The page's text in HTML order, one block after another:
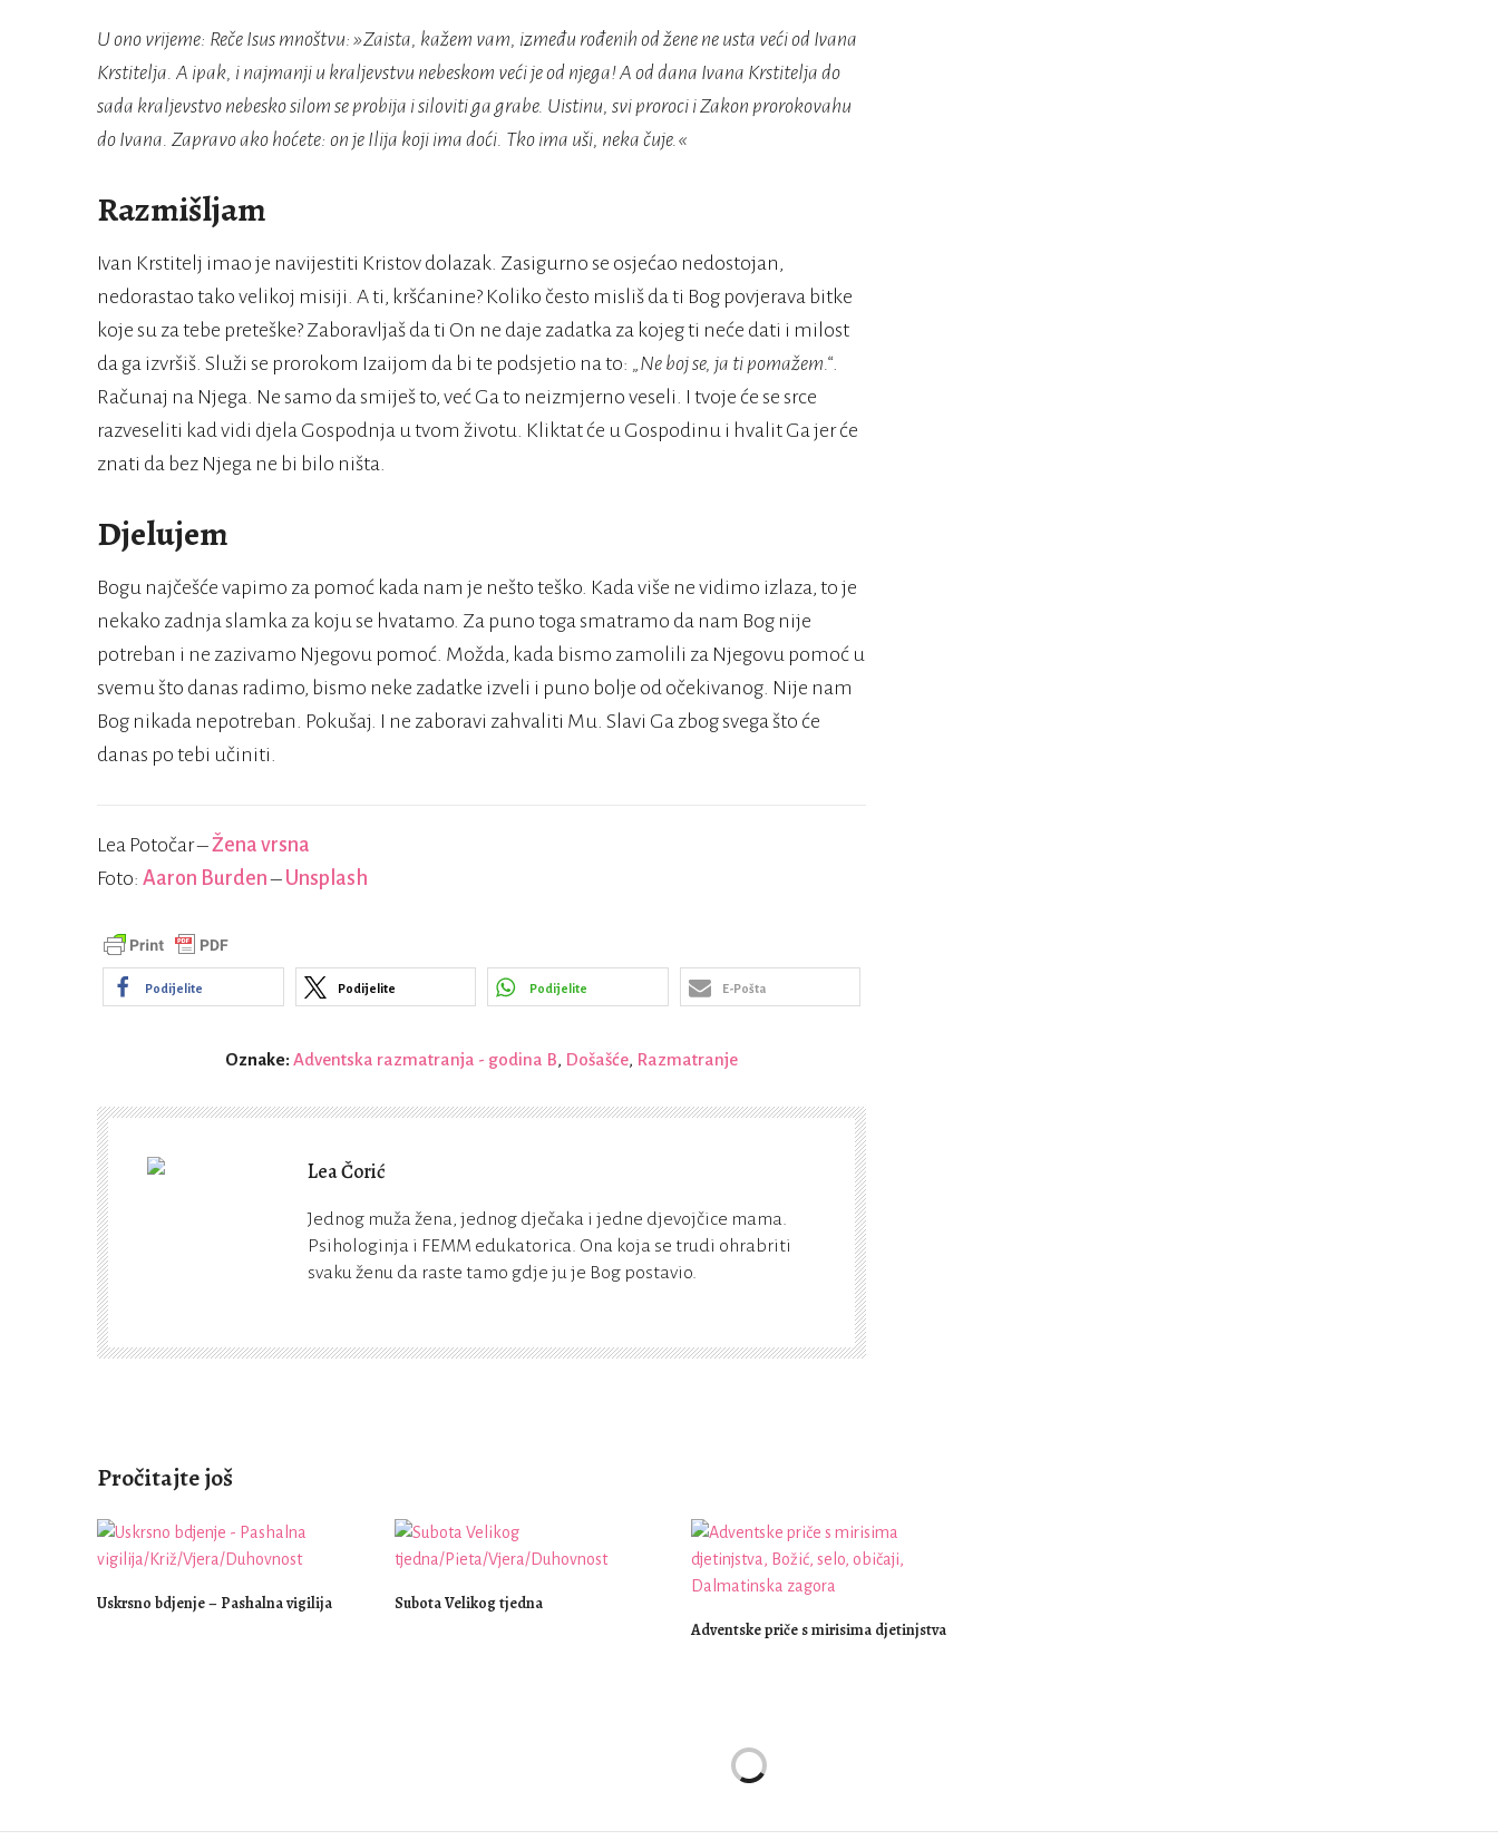
U ono vrijeme: Reče Isus mnoštvu: »Zaista, kažem vam, između rođenih od žene ne usta veći od Ivana
Krstitelja. A ipak, i najmanji u kraljevstvu nebeskom veći je od njega! A od dana Ivana Krstitelja do
sada kraljevstvo nebesko silom se probija i siloviti ga grabe. Uistinu, svi proroci i Zakon prorokovahu
do Ivana. Zapravo ako hoćete: on je Ilija koji ima doći. Tko ima uši, neka čuje.«
Razmišljam
Ivan Krstitelj imao je navijestiti Kristov dolazak. Zasigurno se osjećao nedostojan,
nedorastao tako velikoj misiji. A ti, kršćanine? Koliko često misliš da ti Bog povjerava bitke
koje su za tebe preteške? Zaboravljaš da ti On ne daje zadatka za kojeg ti neće dati i milost
da ga izvršiš. Služi se prorokom Izaijom da bi te podsjetio na to: „Ne boj se, ja ti pomažem.“.
Računaj na Njega. Ne samo da smiješ to, već Ga to neizmjerno veseli. I tvoje će se srce
razveseliti kad vidi djela Gospodnja u tvom životu. Kliktat će u Gospodinu i hvalit Ga jer će
znati da bez Njega ne bi bilo ništa.
Djelujem
Bogu najčešće vapimo za pomoć kada nam je nešto teško. Kada više ne vidimo izlaza, to je
nekako zadnja slamka za koju se hvatamo. Za puno toga smatramo da nam Bog nije
potreban i ne zazivamo Njegovu pomoć. Možda, kada bismo zamolili za Njegovu pomoć u
svemu što danas radimo, bismo neke zadatke izveli i puno bolje od očekivanog. Nije nam
Bog nikada nepotreban. Pokušaj. I ne zaboravi zahvaliti Mu. Slavi Ga zbog svega što će
danas po tebi učiniti.
Lea Potočar –Žena vrsna
Foto: Aaron Burden– Unsplash
Podijelite Podijelite Podijelite E-Pošta
Oznake: Adventska razmatranja - godina B, Došašće, Razmatranje
Lea Čorić
Jednog muža žena, jednog dječaka i jedne djevojčice mama.
Psihologinja i FEMM edukatorica. Ona koja se trudi ohrabriti
svaku ženu da raste tamo gdje ju je Bog postavio.
Pročitajte još
Uskrsno bdjenje – Pashalna vigilija
Subota Velikog tjedna
Adventske priče s mirisima djetinjstva